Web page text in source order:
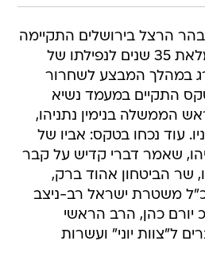
הרצל בירושלים התקיימה
היום (שישי) אזכרה במלאת 35 שנים לנפילתו של
במהלך המבצע לשחרור
התקיים במעמד נשיא
הממשלה בנימין נתניהו,
עוד נכחו בטקס: אביו של
שאמר דברי קדיש על קבר
שר הביטחון אהוד ברק,
משטרת ישראל רב-ניצב
יורם כהן, הרב הראשי
ל"צוות יוני" ועשרות